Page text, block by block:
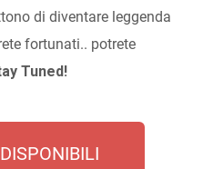
di diventare leggenda
fortunati.. potrete
Tuned!